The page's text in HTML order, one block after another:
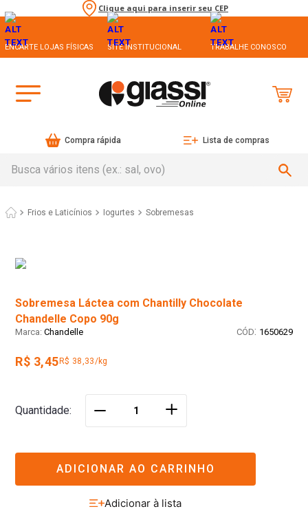
Clique aqui para inserir seu CEP
ENCARTE LOJAS FÍSICAS SITE INSTITUCIONAL TRABALHE CONOSCO
Compra rápida Lista de compras
Frios e Laticínios Iogurtes Sobremesas
Sobremesa Láctea com Chantilly Chocolate
Chandelle Copo 90g
Chandelle : 1650629
R$ 3,45 R$ 38,33/kg
Quantidade ＋
ADICIONAR AO CARRINHO